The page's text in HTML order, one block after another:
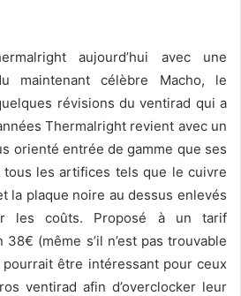
aujourd’hui avec une
maintenant célèbre Macho, le
révisions du ventirad qui a
Thermalright revient avec un
orienté entrée de gamme que ses
les artifices tels que le cuivre
la plaque noire au dessus enlevés
les coûts. Proposé à un tarif
38€ (même s’il n’est pas trouvable
être intéressant pour ceux
ventirad afin d’overclocker leur